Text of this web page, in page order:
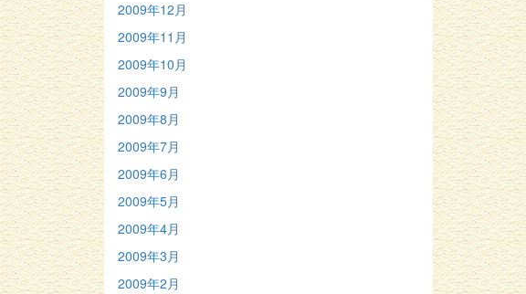
2009年12月
2009年11月
2009年10月
2009年9月
2009年8月
2009年7月
2009年6月
2009年5月
2009年4月
2009年3月
2009年2月